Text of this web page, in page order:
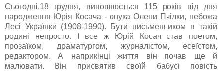
Сьогодні,18 грудня, виповнюється 115 років від дня
народження Юрія Косача - онука Олени Пчілки, небожа
Лесі Українки (1908-1990). Бути письменником в такій
родині непросто. І все ж Юрій Косач став поетом,
прозаїком, драматургом, журналістом, есеїстом,
редактором. А наприкінці життя він почав ще й
малювати. Він присвятив своїй бабусі повість